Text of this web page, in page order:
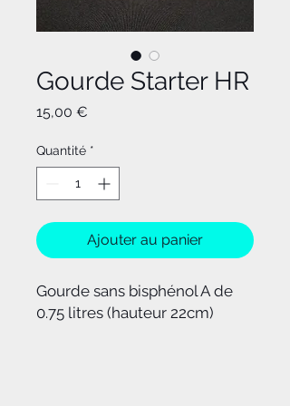
Gourde Starter HR
15,00 €
Quantité *
Ajouter au panier
Gourde sans bisphénol A de
0.75 litres (hauteur 22cm)